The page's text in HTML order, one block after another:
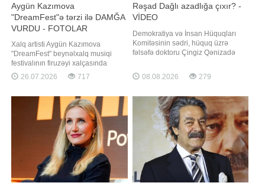
Aygün Kazımova
"DreamFest"ə tərzi ilə DAMĞA
VURDU - FOTOLAR
Xalq artisti Aygün Kazımova
"DreamFest" beynəlxalq musiqi
festivalının firuzəyi xalçasında
görüntülənib. Axşam.az xəbər verir
ki, ölkənin əsas ulduzu tədbirə
kraliça zövqlü geyimi və fərqli saç
düzümü ilə diqqət mərkəzində olub,
qonaqların və fotoqrafları
26.07.2026 717
Rəşad Dağlı azadlığa çıxır? -
VİDEO
Demokratiya və İnsan Hüquqları
Komitəsinin sədri, hüquq üzrə
fəlsəfə doktoru Çingiz Qənizadə
olunması ilə bağlı səslənən fikirlərə
münasibət bildirib. xəbər verir ki, o,
Cəfəroğlunun açıqlamalarının tam
başa düşülmədiyini deyərək qeyd
edib ki, Əfv Məsələlər
08.08.2026 279